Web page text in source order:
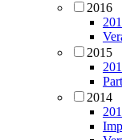
2016
2015
2014